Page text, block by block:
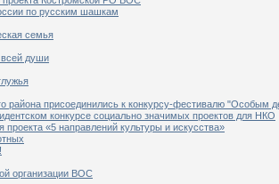
по русским шашкам
семья
души
района присоединились к конкурсу-фестивалю "Особым
конкурсе социально значимых проектов для НКО
проекта «5 направлений культуры и искусства»
организации ВОС